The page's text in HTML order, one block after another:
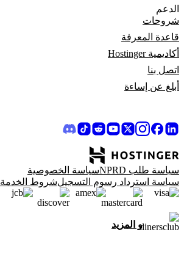
الدعم
شروحات
قاعدة المعرفة
أكاديمية Hostinger
اتصل بنا
أبلغ عن إساءة
سياسة طلب NPRD
سياسة الخصوصية
سياسة استرداد رسوم التسجيلشروط الخدمة
و المزيد